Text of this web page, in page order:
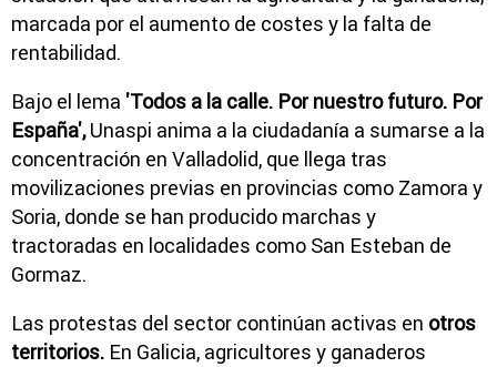
marcada por el aumento de costes y la falta de
rentabilidad.
Bajo el lema 'Todos a la calle. Por nuestro futuro. Por
España',Unaspi anima a la ciudadanía a sumarse a la
concentración en Valladolid, que llega tras
movilizaciones previas en provincias como Zamora y
Soria, donde se han producido marchas y
tractoradas en localidades como San Esteban de
Gormaz.
Las protestas del sector continúan activas en otros
territorios. En Galicia, agricultores y ganaderos